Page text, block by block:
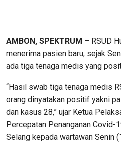
AMBON, SPEKTRUM – RSUD
menerima pasien baru, sejak
ada tiga tenaga medis yang
“Hasil swab tiga tenaga medis
orang dinyatakan positif yakni
dan kasus 28,” ujar Ketua
Percepatan Penanganan Covid-
Selang kepada wartawan Senin